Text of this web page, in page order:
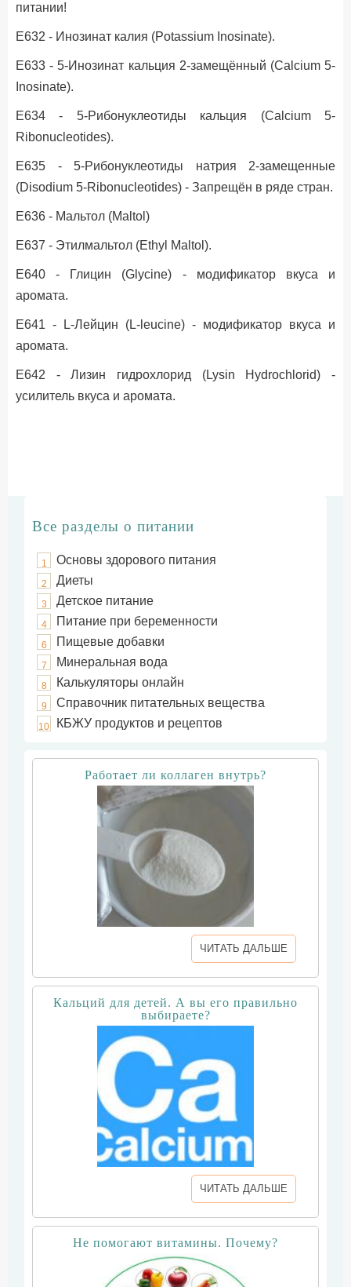
питании!
Е632 - Инозинат калия (Potassium Inosinate).
Е633 - 5-Инозинат кальция 2-замещённый (Calcium 5-
Inosinate).
Е634 - 5-Рибонуклеотиды кальция (Calcium 5-
Ribonucleotides).
Е635 - 5-Рибонуклеотиды натрия 2-замещенные
(Disodium 5-Ribonucleotides) - Запрещён в ряде стран.
Е636 - Мальтол (Maltol)
Е637 - Этилмальтол (Ethyl Maltol).
Е640 - Глицин (Glycine) - модификатор вкуса и
аромата.
Е641 - L-Лейцин (L-leucine) - модификатор вкуса и
аромата.
Е642 - Лизин гидрохлорид (Lysin Hydrochlorid) -
усилитель вкуса и аромата.
Все разделы о питании
1 Основы здорового питания
2 Диеты
3 Детское питание
4 Питание при беременности
6 Пищевые добавки
7 Минеральная вода
8 Калькуляторы онлайн
9 Справочник питательных вещества
10 КБЖУ продуктов и рецептов
Работает ли коллаген внутрь?
ЧИТАТЬ ДАЛЬШЕ
Кальций для детей. А вы его правильно
выбираете?
ЧИТАТЬ ДАЛЬШЕ
Не помогают витамины. Почему?